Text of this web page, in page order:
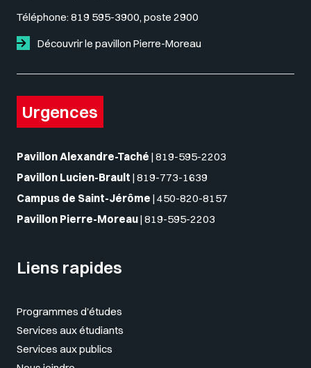
Téléphone: 819 595-3900, poste 2900
Découvrir le pavillon Pierre-Moreau
Urgences
Pavillon Alexandre-Taché | 819-595-2203
Pavillon Lucien-Brault | 819-773-1639
Campus de Saint-Jérôme | 450-820-8157
Pavillon Pierre-Moreau| 819-595-2203
Liens rapides
Programmes d'études
Services aux étudiants
Services aux publics